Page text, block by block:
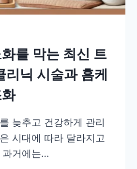
를 막는 최신 트
리닉 시술과 홈케
늦추고 건강하게 관리
시대에 따라 달라지고
과거에는…